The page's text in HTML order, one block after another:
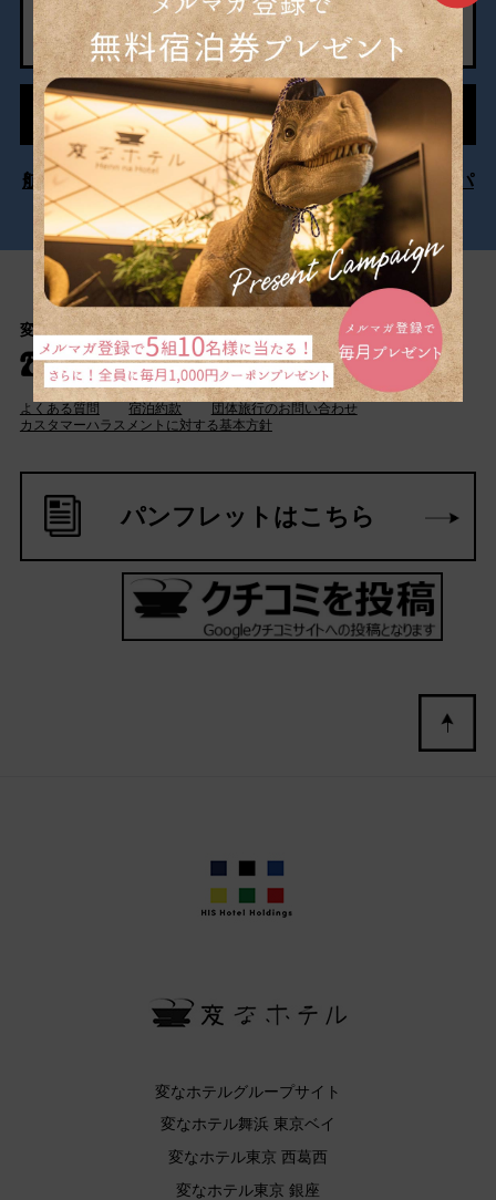
宿泊予約
予約の確認・変更・キャンセル
航空券・新幹線とホテルを同時予約「ダイナミックパ
ッケージ」はこちら
変なホテル 東京 浅草橋 カスタマーセンター
050- 5894- 3780
よくある質問 宿泊約款
団体旅行のお問い合わせ
カスタマーハラスメントに対する基本方針
パンフレットはこちら
変なホテルグループサイト
変なホテル舞浜 東京ベイ
変なホテル東京 西葛西
変なホテル東京 銀座